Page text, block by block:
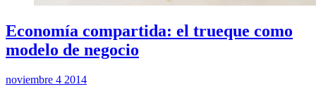
Economía compartida: el trueque como
modelo de negocio
noviembre 4 2014